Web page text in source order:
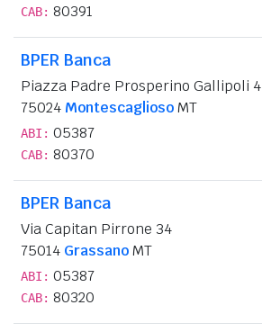
CAB: 80391
BPER Banca
Piazza Padre Prosperino Gallipoli 4
75024 MontescagliosoMT
ABI: 05387
CAB: 80370
BPER Banca
Via Capitan Pirrone 34
75014 GrassanoMT
ABI: 05387
CAB: 80320